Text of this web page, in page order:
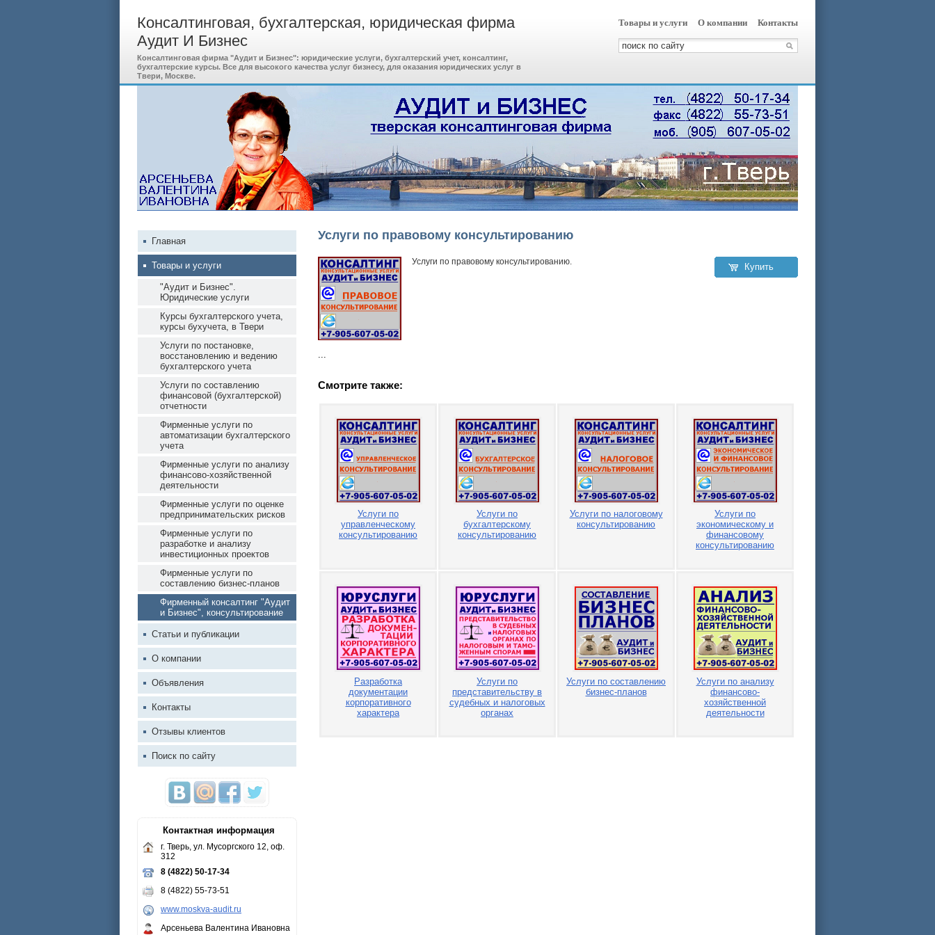
Консалтинговая, бухгалтерская, юридическая фирма
Аудит И Бизнес
Консалтинговая фирма "Аудит и Бизнес": юридические услуги, бухгалтерский учет, консалтинг,
бухгалтерские курсы. Все для высокого качества услуг бизнесу, для оказания юридических услуг в
Твери, Москве.
Товары и услуги О компании Контакты
Услуги по правовому консультированию
Услуги по правовому консультированию. Купить
...
Смотрите также:
Услуги по
управленческому
консультированию
Услуги по
бухгалтерскому
консультированию
Услуги по налоговому
консультированию
Услуги по
экономическому и
финансовому
консультированию
Разработка
документации
корпоративного
характера
Услуги по
представительству в
судебных и налоговых
органах
Услуги по составлению
бизнес-планов
Услуги по анализу
финансово-
хозяйственной
деятельности
Главная
Товары и услуги
"Аудит и Бизнес".
Юридические услуги
Курсы бухгалтерского учета,
курсы бухучета, в Твери
Услуги по постановке,
восстановлению и ведению
бухгалтерского учета
Услуги по составлению
финансовой (бухгалтерской)
отчетности
Фирменные услуги по
автоматизации бухгалтерского
учета
Фирменные услуги по анализу
финансово-хозяйственной
деятельности
Фирменные услуги по оценке
предпринимательских рисков
Фирменные услуги по
разработке и анализу
инвестиционных проектов
Фирменные услуги по
составлению бизнес-планов
Фирменный консалтинг "Аудит
и Бизнес", консультирование
Статьи и публикации
О компании
Объявления
Контакты
Отзывы клиентов
Поиск по сайту
Контактная информация
г. Тверь, ул. Мусоргского 12, оф.
312
8 (4822) 50-17-34
8 (4822) 55-73-51
www.moskva-audit.ru
Арсеньева Валентина Ивановна